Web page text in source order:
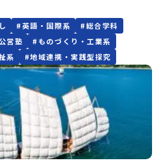
platform.or.jp/お問い合わせ先担
「おためし地域留学体
公式LINEにて配信中！ぜひご登録くだ
LINE
な疑問にスタッフが直接お答えしま
ですので、ぜひご自宅からリラックス
し込み前に必ずご確認ください・参加
参加申し込みいただく前に、「お申し
意が必須となります。ご確認くださ
についてお申込みいただいた方の中か
1週間を目途に、お申し込み時に記入い
「当選／落選メール」をお送りいたし
載された「当選確認フォーム」に３日
ォームの提出をもって参加確定とさせ
ォームの期日までにご回答いただけな
させていただきます。当選取り消しが
者へご連絡させていただきます。登録
望の場合は下記の地域みらい留学公式
を目途に当落結果をご連絡いたします。
日(月)12：00 から 6月22日(月) 12：00
変える！「おためし地域留学」ステッ
内容を詳しく知りたい方や、お申し込
でのオンライン配信を行います。
せて、以下の2つのステップをご活用く
ンライン説明会（アーカイブ動画を公開
地域留学」を知りたい方へ〜日本全国20
きる「おためし地域留学」の全体像や
しました。中学生一人での参加にあた
「安全面」や「事務局のサポート体
ています。ぜひ、ご自宅からお気軽に
イブ動画を視聴する]YouTube：
び伸びと学習したい方・自分の興味の
オパークを活かした探究学習に興味の
、自分の進む道を決めたい方・女子硬
方説明会概要：室戸高校の概要を説明
わからないことや不安な点にお答えし
#英語・国際系 #総合学科
営塾 # ものづくり・工業系
系 #地域連携・実践型探究